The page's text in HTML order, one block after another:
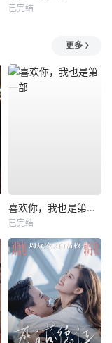
已完结
更多
喜欢你，我也是第一部
已完结